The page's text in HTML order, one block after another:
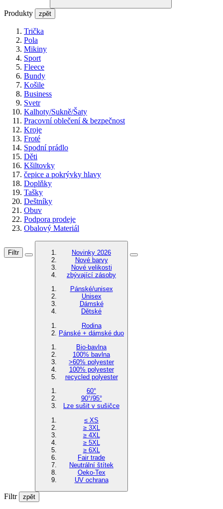
Produkty zpět
Trička
Pola
Mikiny
Sport
Fleece
Bundy
Košile
Business
Svetr
Kalhoty/Sukně/Šaty
Pracovní oblečení & bezpečnost
Kroje
Froté
Spodní prádlo
Děti
Kšiltovky
čepice a pokrývky hlavy
Doplňky
Tašky
Deštníky
Obuv
Podpora prodeje
Obalový Materiál
Filtr
Novinky 2026
Nové barvy
Nové velikosti
zbývající zásoby
Pánské/unisex
Unisex
Dámské
Dětské
Rodina
Pánské + dámské duo
Bio-bavlna
100% bavlna
>60% polyester
100% polyester
recycled polyester
60°
90°/95°
Lze sušit v sušičce
≤ XS
≥ 3XL
≥ 4XL
≥ 5XL
≥ 6XL
Fair trade
Neutrální štítek
Oeko-Tex
UV ochrana
Filtr zpět